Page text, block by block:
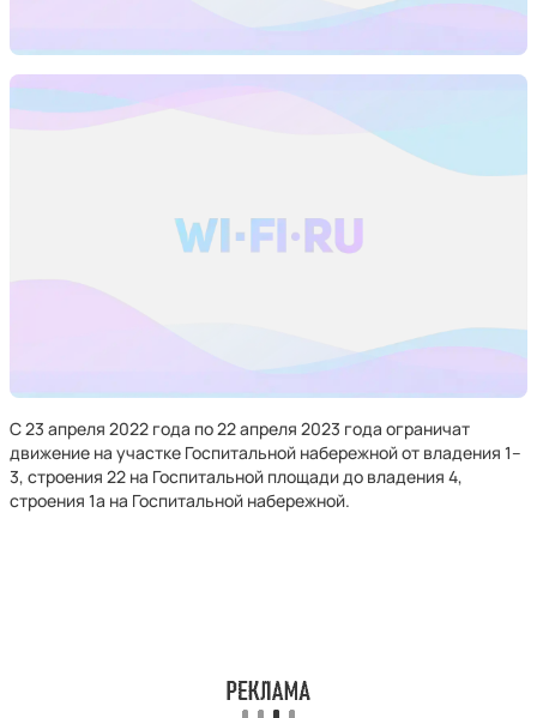
С 23 апреля 2022 года по 22 апреля 2023 года ограничат
движение на участке Госпитальной набережной от владения 1–
3, строения 22 на Госпитальной площади до владения 4,
строения 1а на Госпитальной набережной.